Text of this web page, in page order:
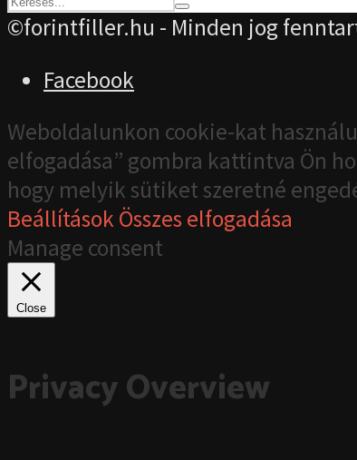
©forintfiller.hu - Minden jog
Facebook
Weboldalunkon cookie-kat
elfogadása” gombra kattintva Ön
hogy melyik sütiket szeretné
BeállításokÖsszes elfogadása
Manage consent
Close
Privacy Overview